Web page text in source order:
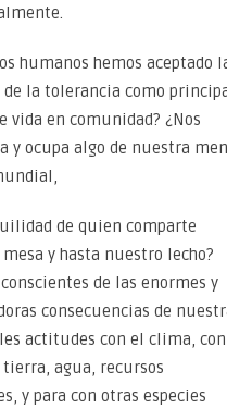
humanos hemos aceptado
la tolerancia como
vida en comunidad? ¿Nos
y ocupa algo de nuestra
de quien comparte
y hasta nuestro lecho?
de las enormes y
consecuencias de
actitudes con el clima, con
agua, recursos
y para con otras especies